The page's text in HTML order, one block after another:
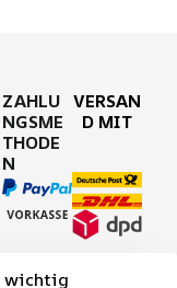
wichtig
ZAHLU
NGSME
THODE
N
VERSAN
D MIT